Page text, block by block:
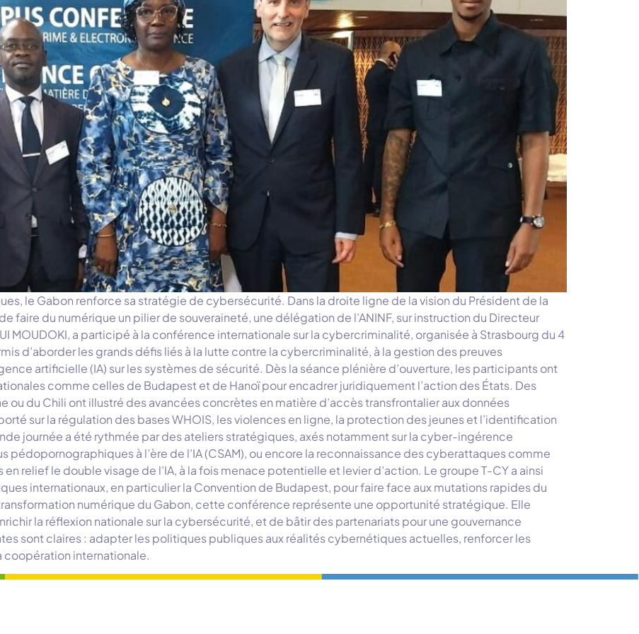
le Gabon renforce sa stratégie de cybersécurité. Dans la droite ligne de la vision du Président de la
faire du numérique un pilier de souveraineté, une délégation de l’ANINF, sur instruction du Directeur
MOUDOKI, a participé à la conférence internationale sur la cybercriminalité, organisée à Strasbourg du 4
d’aborder les grands défis liés à la lutte contre la cybercriminalité, à la gestion des preuves
artificielle (IA) sur les systèmes de sécurité. Dès la séance plénière d’ouverture, les participants ont
comme celles de Budapest et de Hanoï pour encadrer juridiquement l’action des États. Des
ou du Chili ont illustré des avancées concrètes en matière d’accès transfrontalier aux données
sur la régulation des bases WHOIS, les violences en ligne, la protection des jeunes et l’identification
journée a été rythmée par des ateliers stratégiques, axés notamment sur la cyber-ingérence
pédopornographiques à l’ère de l’IA (CSAM), ou encore la reconnaissance des cyberattaques comme
relief le double visage de l’IA, à la fois menace potentielle et levier d’action. Le groupe T-CY a ainsi
internationaux, en particulier la Convention de Budapest, pour faire face aux mutations rapides du
transformation numérique du Gabon, cette conférence représente une opportunité stratégique. Elle
la réflexion nationale sur la cybersécurité, et de bâtir des partenariats pour une gouvernance
sont claires : adapter les politiques publiques aux réalités cybernétiques actuelles, renforcer les
coopération internationale.